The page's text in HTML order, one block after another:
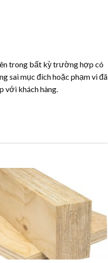
trong bất kỳ trường hợp có
sai mục đích hoặc phạm vi đã
với khách hàng.